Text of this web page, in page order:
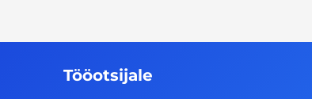
Tööotsijale